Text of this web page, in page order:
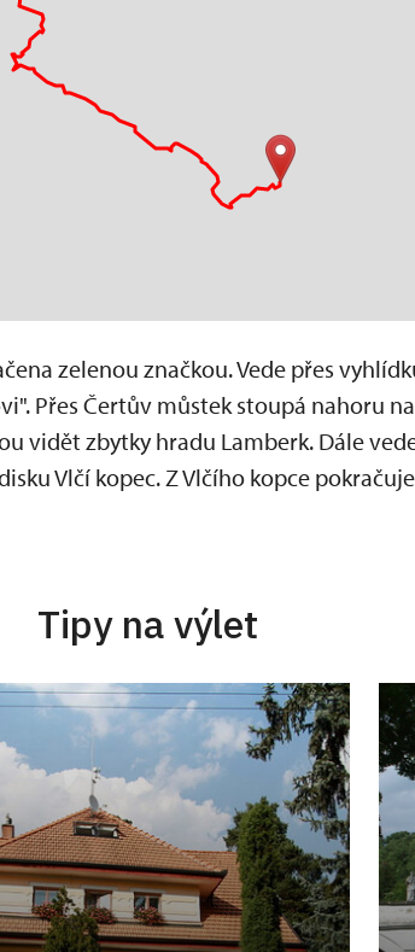
zelenou značkou. Vede přes
Přes Čertův můstek stoupá nahoru
vidět zbytky hradu Lamberk. Dále
Vlčí kopec. Z Vlčího kopce
Tipy na výlet